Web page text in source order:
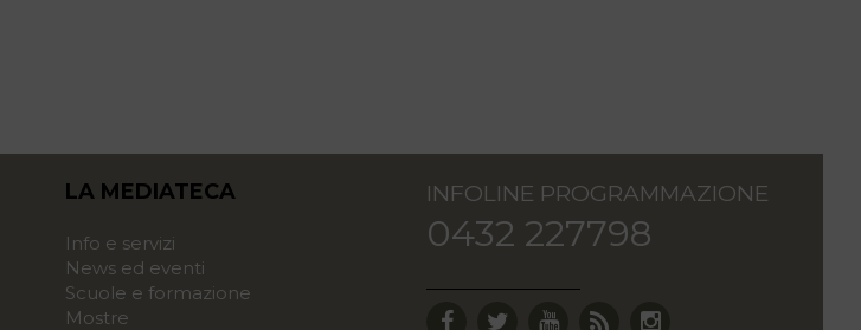
LA MEDIATECA
Info e servizi
News ed eventi
Scuole e formazione
Mostre
INFOLINE PROGRAMMAZIONE
0432 227798